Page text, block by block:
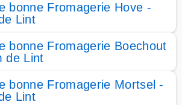
bonne Fromagerie Hove -
Lint
bonne Fromagerie Boechout
de Lint
bonne Fromagerie Mortsel -
Lint